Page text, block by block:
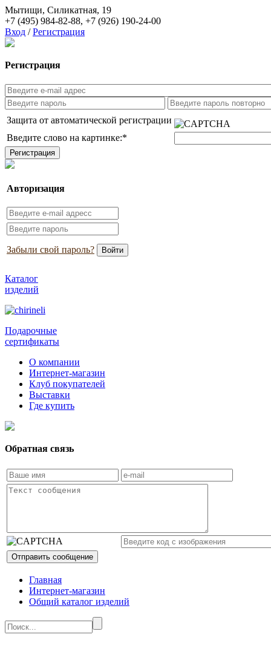
Мытищи, Силикатная, 19
+7 (495) 984-82-88, +7 (926) 190-24-00
Вход / Регистрация
Регистрация
Защита от автоматической регистрации
Введите слово на картинке:*
Авторизация
Забыли свой пароль?
Каталог
изделий
Подарочные
сертификаты
О компании
Интернет-магазин
Клуб покупателей
Выставки
Где купить
Обратная связь
Главная
Интернет-магазин
Общий каталог изделий